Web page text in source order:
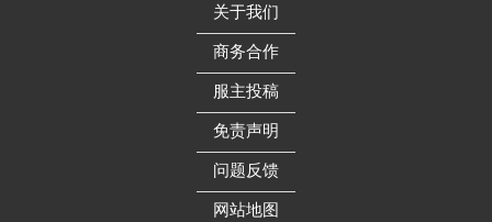
关于我们
——————
商务合作
——————
服主投稿
——————
免责声明
——————
问题反馈
——————
网站地图